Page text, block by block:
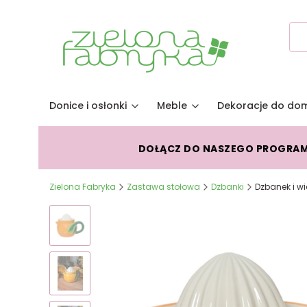
Donice i osłonki Meble Dekoracje do
DOŁĄCZ DO NASZEGO
Zielona Fabryka Zastawa stołowa Dzbanki Dzbanek i